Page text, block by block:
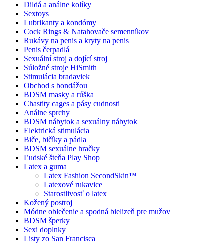
Dildá a análne kolíky
Sextoys
Lubrikanty a kondómy
Cock Rings & Natahovače semenníkov
Rukávy na penis a kryty na penis
Penis čerpadlá
Sexuální stroj a dojící stroj
Súložné stroje HiSmith
Stimulácia bradaviek
Obchod s bondážou
BDSM masky a rúška
Chastity cages a pásy cudnosti
Análne sprchy
BDSM nábytok a sexuálny nábytok
Elektrická stimulácia
Biče, bičíky a pádla
BDSM sexuálne hračky
Ľudské šteňa Play Shop
Latex a guma
Latex Fashion SecondSkin™
Latexové rukavice
Starostlivosť o latex
Kožený postroj
Módne oblečenie a spodná bielizeň pre mužov
BDSM šperky
Sexi doplnky
Listy zo San Francisca